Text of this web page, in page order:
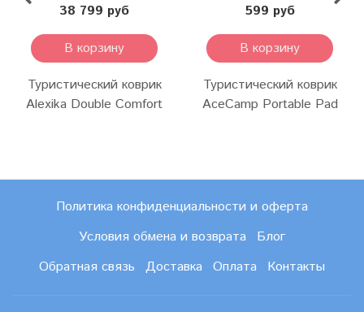
38 799 руб
В корзину
Туристический коврик
Alexika Double Comfort
599 руб
В корзину
Туристический коврик
AceCamp Portable Pad
Политика конфиденциальности и оферта
Условия обмена и возврата
Блог
Обратная связь
Доставка Оплата Контакты